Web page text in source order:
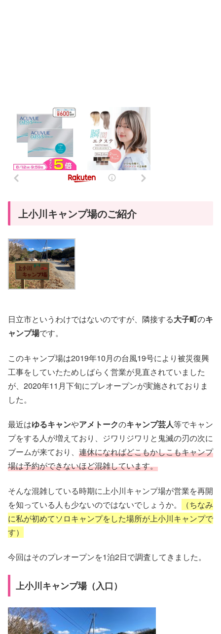
上小川キャンプ場のご紹介
日立市というわけではないのですが、隣接する大子町のキ
ャンプ場です。
このキャンプ場は2019年10月の台風19号により被災復興
工事をしていたためしばらく営業が見直されていました
が、2020年11月下旬にプレオープンが実施されておりま
した。
最近はゆるキャンやアメトークのキャンプ芸人等でキャン
プをする人が増えており、ジワリジワリと鬼滅の刃の次に
ブームが来ており、 連休になればどこもかしこもキャンプ
場は予約ができないほど混雑しています。
そんな混雑している時期に上小川キャンプ場が営業を再開
を知っている人も少ないのではないでしょうか。
（ちなみ
に私が初めてソロキャンプをした場所が上小川キャンプで
す）
今回はそのプレオープンを1泊2日で調査してきました。
上小川キャンプ場（入口）